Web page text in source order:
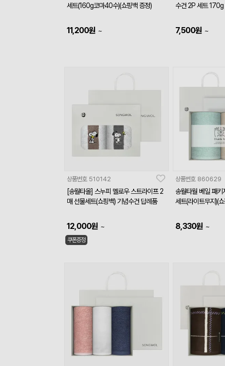
세트(160g코마40수)(쇼핑백 증정)
11,200원 ~
수건 2P 세트 170g
7,500원 ~
상품번호 510142
[송월타올] 스누피 멜로우 스트라이프 2
매 선물세트(쇼핑백) 기념수건 답례품
12,000원 ~
쿠폰증정
상품번호 860629
송월타월 베일 패
세트(라이트무지)(
8,330원 ~